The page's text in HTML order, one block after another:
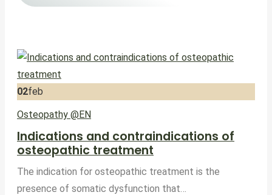
02feb
Osteopathy @EN
Indications and contraindications of
osteopathic treatment
The indication for osteopathic treatment is the
presence of somatic dysfunction that…